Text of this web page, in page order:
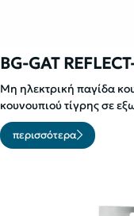
BG-GAT
Μη ηλεκτρική παγίδα
κουνουπιού τίγρης σε
περισσότερα